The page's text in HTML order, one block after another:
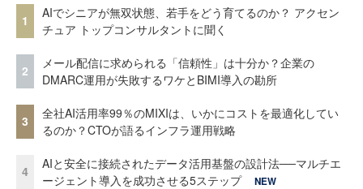
1
AIでシニアが無双状態、若手をどう育てるのか？ アクセン
チュア トップコンサルタントに聞く
2
メール配信に求められる「信頼性」は十分か？企業の
DMARC運用が失敗するワケとBIMI導入の勘所
3
全社AI活用率99％のMIXIは、いかにコストを最適化してい
るのか？CTOが語るインフラ運用戦略
4
AIと安全に接続されたデータ活用基盤の設計法──マルチエ
ージェント導入を成功させる5ステップ
NEW